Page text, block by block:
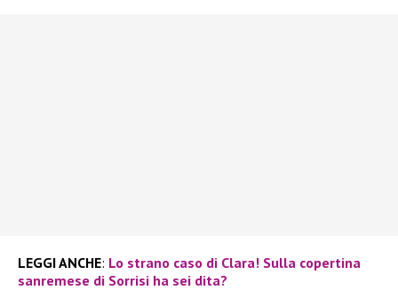
LEGGI ANCHE: Lo strano caso di Clara! Sulla copertina
sanremese di Sorrisi ha sei dita?